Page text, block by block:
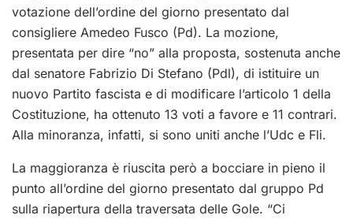
votazione dell’ordine del giorno presentato dal
consigliere Amedeo Fusco (Pd). La mozione,
presentata per dire “no” alla proposta, sostenuta anche
dal senatore Fabrizio Di Stefano (Pdl), di istituire un
nuovo Partito fascista e di modificare l’articolo 1 della
Costituzione, ha ottenuto 13 voti a favore e 11 contrari.
Alla minoranza, infatti, si sono uniti anche l’Udc e Fli.
La maggioranza è riuscita però a bocciare in pieno il
punto all’ordine del giorno presentato dal gruppo Pd
sulla riapertura della traversata delle Gole. “Ci